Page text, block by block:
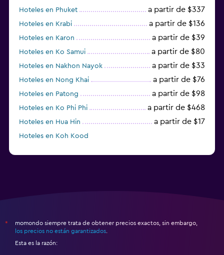
Hoteles en Phuket a partir de $337
Hoteles en Krabi a partir de $136
Hoteles en Karon a partir de $39
Hoteles en Ko Samui a partir de $80
Hoteles en Nakhon Nayok a partir de $33
Hoteles en Nong Khai a partir de $76
Hoteles en Patong a partir de $98
Hoteles en Ko Phi Phi a partir de $468
Hoteles en Hua Hin a partir de $17
Hoteles en Koh Kood
*
momondo siempre trata de obtener precios exactos, sin embargo,
los precios no están garantizados
Esta es la razón: